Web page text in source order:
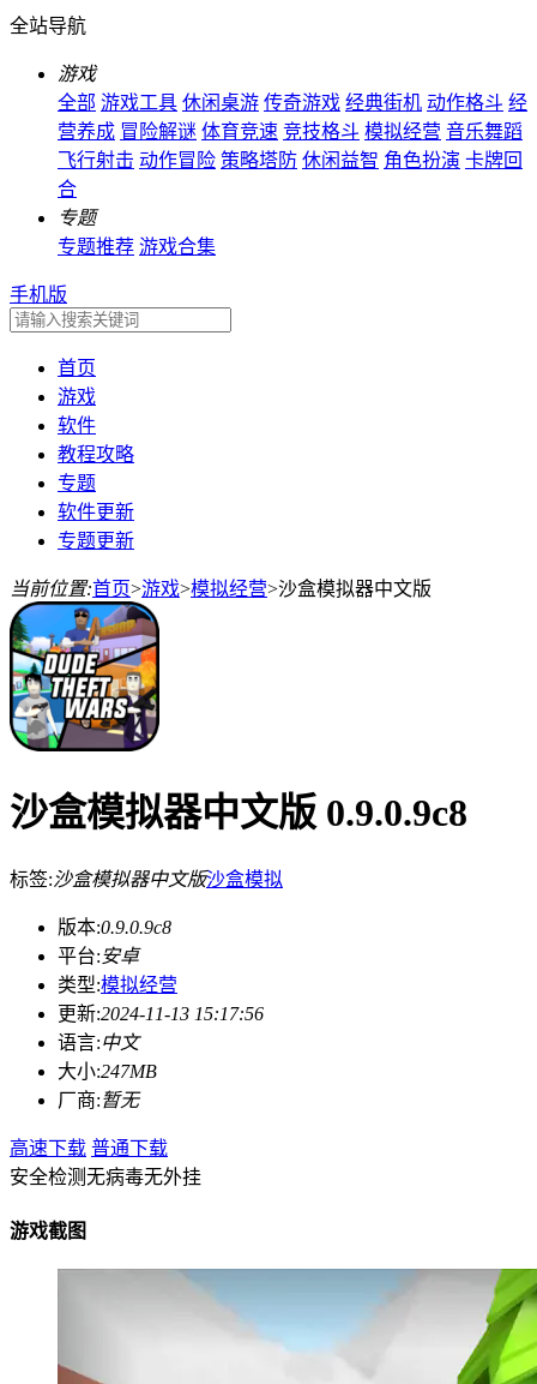
全站导航
游戏
全部 游戏工具 休闲桌游 传奇游戏 经典街机 动作格斗 经
营养成 冒险解谜 体育竞速 竞技格斗 模拟经营 音乐舞蹈
飞行射击 动作冒险 策略塔防 休闲益智 角色扮演 卡牌回
合
专题
专题推荐 游戏合集
手机版
首页
游戏
软件
教程攻略
专题
软件更新
专题更新
当前位置:首页>游戏>模拟经营>沙盒模拟器中文版
沙盒模拟器中文版 0.9.0.9c8
标签:沙盒模拟器中文版沙盒模拟
版本:0.9.0.9c8
平台:安卓
类型:模拟经营
更新:2024-11-13 15:17:56
语言:中文
大小:247MB
厂商:暂无
高速下载 普通下载
安全检测无病毒无外挂
游戏截图